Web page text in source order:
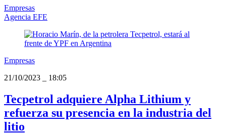
Empresas
Agencia EFE
Empresas
21/10/2023
18:05
Tecpetrol adquiere Alpha Lithium y
refuerza su presencia en la industria del
litio